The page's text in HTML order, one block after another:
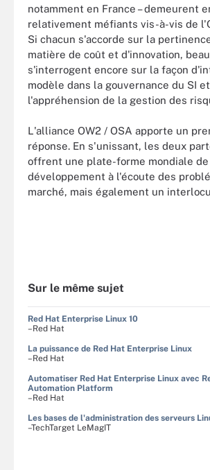
notamment en France – demeurent
relativement méfiants vis-à-vis de
Si chacun s'accorde sur la
matière de coût et d'innovation,
s'interrogent encore sur la façon
modèle dans la gouvernance du SI
l'appréhension de la gestion des
L'alliance OW2 / OSA apporte un
réponse. En s'unissant, les deux
offrent une plate-forme mondiale de
développement à l'écoute des
marché, mais également un
Sur le même sujet
Red Hat Enterprise Linux 10
–Red Hat
La puissance de Red Hat Enterprise Linux
–Red Hat
Automatiser Red Hat Enterprise Linux avec
Automation Platform
–Red Hat
Les bases de l'administration des serveurs
–TechTarget LeMagIT